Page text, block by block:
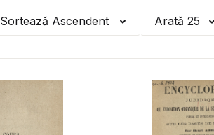
Sortează Ascendent Arată 25